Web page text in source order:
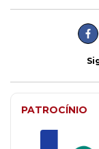
PATROCÍNIO